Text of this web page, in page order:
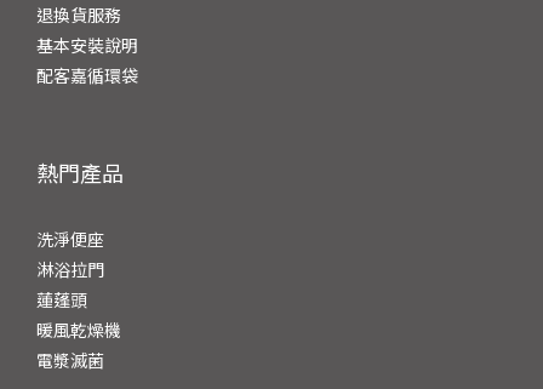
退換貨服務
基本安裝說明
配客嘉循環袋
熱門產品
洗淨便座
淋浴拉門
蓮蓬頭
暖風乾燥機
電漿滅菌